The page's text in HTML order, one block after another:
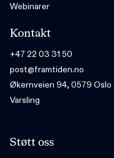
Webinarer
Kontakt
+47 22 03 31 50
post@framtiden.no
Økernveien 94, 0579 Oslo
Varsling
Støtt oss